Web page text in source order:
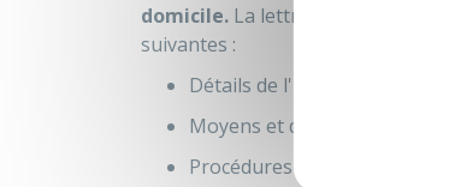
domicile. La lettre de
suivantes :
Détails de l'infraction
Moyens et date de paiement
Procédures de recours.